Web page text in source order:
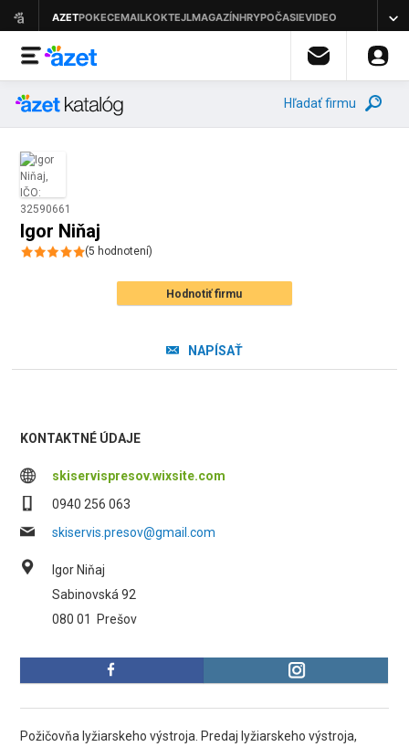
Hľadať firmu
Igor Niňaj
(5 hodnotení)
Hodnotiť firmu
NAPÍSAŤ
KONTAKTNÉ ÚDAJE
skiservispresov.wixsite.com
0940 256 063
skiservis.presov@gmail.com
Igor Niňaj
Sabinovská 92
080 01
Prešov
Požičovňa lyžiarskeho výstroja. Predaj lyžiarskeho výstroja,